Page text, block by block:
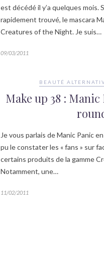
est décédé il y’a quelques mois.
rapidement trouvé, le mascara
Creatures of the Night. Je suis…
09/03/2011
BEAUTÉ
Make up 38 :
Je vous parlais de Manic Panic
pu le constater les « fans » sur
certains produits de la gamme
Notamment, une…
11/02/2011